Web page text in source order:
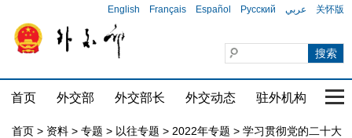
English Français Español Русский عربي 关怀版
首页 外交部 外交部长 外交动态 驻外机构 国
首页 > 资料 > 专题 > 以往专题 > 2022年专题 > 学习贯彻党的二十大